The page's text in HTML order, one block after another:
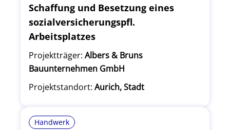
Schaffung und Besetzung eines
sozialversicherungspfl.
Arbeitsplatzes
Projektträger: Albers & Bruns
Bauunternehmen GmbH
Projektstandort: Aurich, Stadt
Handwerk